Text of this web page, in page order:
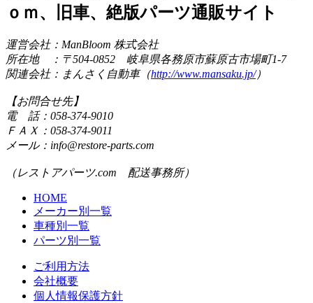
ｏｍ、旧車、絶版パーツ通販サイト
運営会社：ManBloom 株式会社
所在地 ：〒504-0852 岐阜県各務原市蘇原古市場町1-7
関連会社：まんさく自動車（http://www.mansaku.jp/）
【お問合せ先】
電 話：058-374-9010
ＦＡＸ：058-374-9011
メール：info@restore-parts.com
（レストアパーツ.com 配送事務所）
HOME
メーカー別一覧
車種別一覧
パーツ別一覧
ご利用方法
会社概要
個人情報保護方針